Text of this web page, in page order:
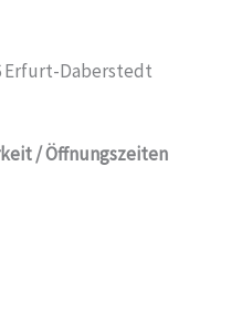
Erfurt-Daberstedt
/ Öffnungszeiten